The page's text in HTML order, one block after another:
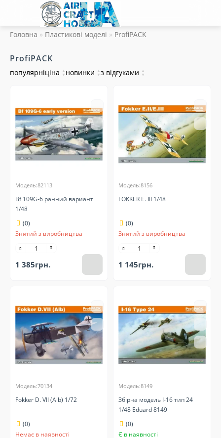
Головна Пластикові моделі ProfiPACK
ProfiPACK
популярніціна ▲
▼ новинки ▲
▼з відгуками ▲
▼
Модель:82113
Bf 109G-6 ранний вариант
1/48
(0)
Знятий з виробництва
1 385грн.
Модель:8156
FOKKER E. III 1/48
(0)
Знятий з виробництва
1 145грн.
Модель:70134
Fokker D. VII (Alb) 1/72
(0)
Немає в наявності
Модель:8149
Збірна модель І-16 тип 24
1/48 Eduard 8149
(0)
Є в наявності